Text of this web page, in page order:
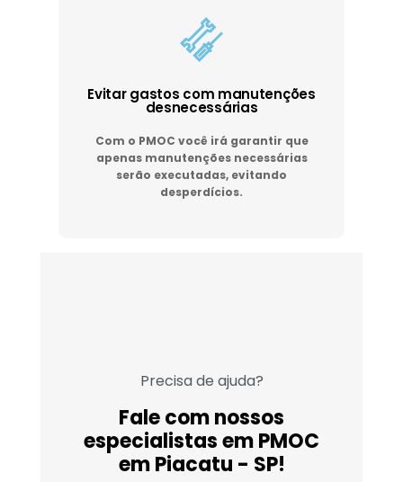
Evitar gastos com manutenções
desnecessárias
Com o PMOC você irá garantir que
apenas manutenções necessárias
serão executadas, evitando
desperdícios.
Precisa de ajuda?
Fale com nossos
especialistas em PMOC
em Piacatu - SP!